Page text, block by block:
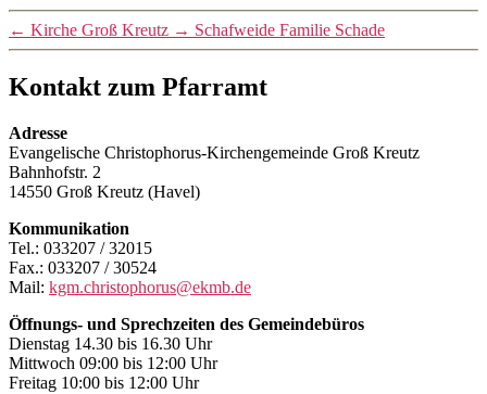
← Kirche Groß Kreutz → Schafweide Familie Schade
Kontakt zum Pfarramt
Adresse
Evangelische Christophorus-Kirchengemeinde Groß Kreutz
Bahnhofstr. 2
14550 Groß Kreutz (Havel)
Kommunikation
Tel.: 033207 / 32015
Fax.: 033207 / 30524
Mail: kgm.christophorus@ekmb.de
Öffnungs- und Sprechzeiten des Gemeindebüros
Dienstag 14.30 bis 16.30 Uhr
Mittwoch 09:00 bis 12:00 Uhr
Freitag 10:00 bis 12:00 Uhr